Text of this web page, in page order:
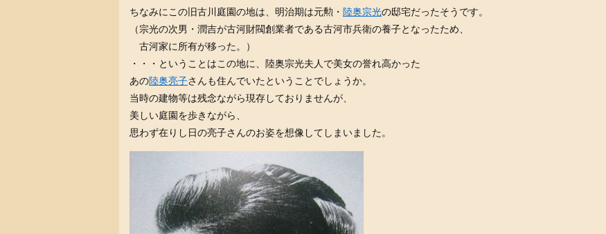
ちなみにこの旧古川庭園の地は、明治期は元勲・ 陸奥宗光の邸宅だったそうです。
（宗光の次男・潤吉が古河財閥創業者である古河市兵衛の養子となったため、
古河家に所有が移った。）
・・・ということはこの地に、陸奥宗光夫人で美女の誉れ高かった
あの陸奥亮子さんも住んでいたということでしょうか。
当時の建物等は残念ながら現存しておりませんが、
美しい庭園を歩きながら、
思わず在りし日の亮子さんのお姿を想像してしまいました。